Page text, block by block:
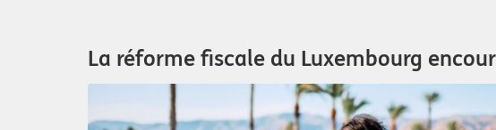
La réforme fiscale du Luxembourg